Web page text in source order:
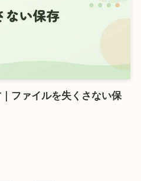
ファイルを失くさない保